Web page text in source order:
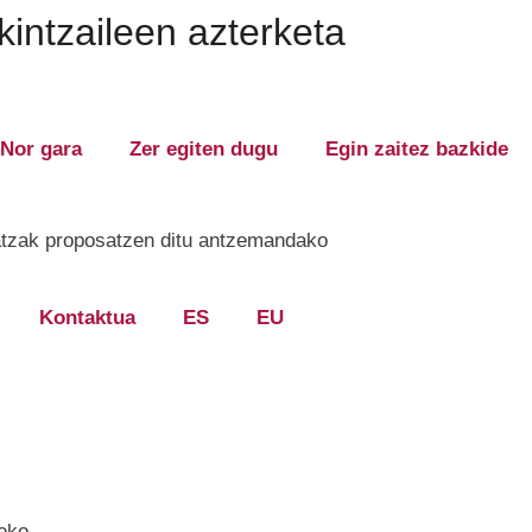
Nor gara Zer egiten dugu Egin zaitez bazkide
Kontaktua ES EU
azterketa
proposatzen ditu antzemandako